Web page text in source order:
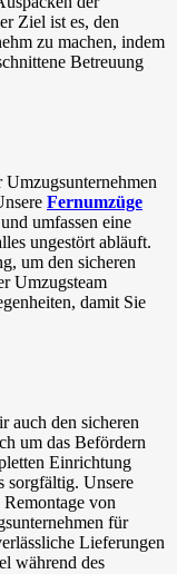
Ziel ist es, den
zu machen, indem
Betreuung
Fernumzüge
umfassen eine
ungestört abläuft.
um den sicheren
Umzugsteam
damit Sie
auch den sicheren
um das Befördern
Einrichtung
sorgfältig. Unsere
von
für
Lieferungen
während des